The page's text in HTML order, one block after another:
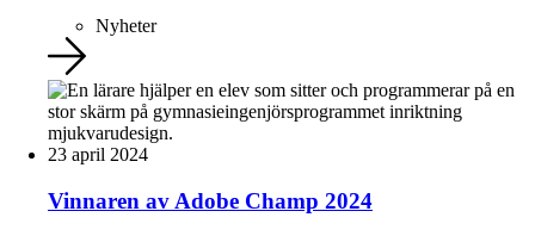
Nyheter
23 april 2024
Vinnaren av Adobe Champ 2024